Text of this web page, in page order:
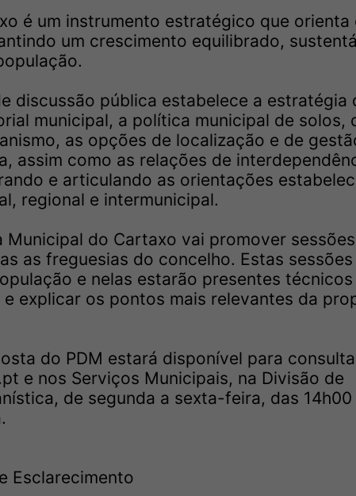
é um instrumento estratégico que orienta
um crescimento equilibrado,
discussão pública estabelece a estratégia
municipal, a política municipal de solos,
as opções de localização e de
assim como as relações de
e articulando as orientações
regional e intermunicipal.
Municipal do Cartaxo vai promover sessões
as freguesias do concelho. Estas sessões
e nelas estarão presentes técnicos
explicar os pontos mais relevantes da
do PDM estará disponível para
e nos Serviços Municipais, na Divisão de
de segunda a sexta-feira, das 14h00
Esclarecimento